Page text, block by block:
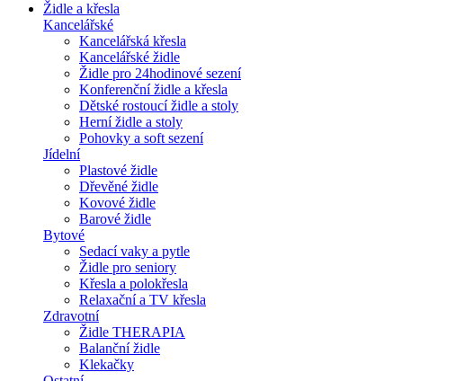
Židle a křesla
Kancelářské
Kancelářská křesla
Kancelářské židle
Židle pro 24hodinové sezení
Konferenční židle a křesla
Dětské rostoucí židle a stoly
Herní židle a stoly
Pohovky a soft sezení
Jídelní
Plastové židle
Dřevěné židle
Kovové židle
Barové židle
Bytové
Sedací vaky a pytle
Židle pro seniory
Křesla a polokřesla
Relaxační a TV křesla
Zdravotní
Židle THERAPIA
Balanční židle
Klekačky